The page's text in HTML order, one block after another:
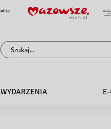
Szukaj
dla:
WYDARZENIA